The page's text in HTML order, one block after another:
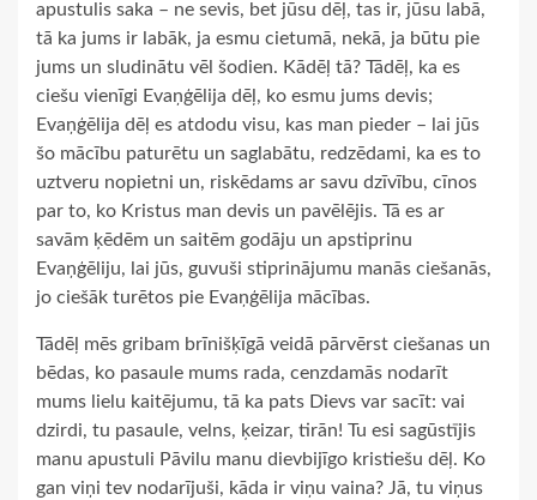
apustulis saka – ne sevis, bet jūsu dēļ, tas ir, jūsu labā,
tā ka jums ir labāk, ja esmu cietumā, nekā, ja būtu pie
jums un sludinātu vēl šodien. Kādēļ tā? Tādēļ, ka es
ciešu vienīgi Evaņģēlija dēļ, ko esmu jums devis;
Evaņģēlija dēļ es atdodu visu, kas man pieder – lai jūs
šo mācību paturētu un saglabātu, redzēdami, ka es to
uztveru nopietni un, riskēdams ar savu dzīvību, cīnos
par to, ko Kristus man devis un pavēlējis. Tā es ar
savām ķēdēm un saitēm godāju un apstiprinu
Evaņģēliju, lai jūs, guvuši stiprinājumu manās ciešanās,
jo ciešāk turētos pie Evaņģēlija mācības.
Tādēļ mēs gribam brīnišķīgā veidā pārvērst ciešanas un
bēdas, ko pasaule mums rada, cenzdamās nodarīt
mums lielu kaitējumu, tā ka pats Dievs var sacīt: vai
dzirdi, tu pasaule, velns, ķeizar, tirān! Tu esi sagūstījis
manu apustuli Pāvilu manu dievbijīgo kristiešu dēļ. Ko
gan viņi tev nodarījuši, kāda ir viņu vaina? Jā, tu viņus